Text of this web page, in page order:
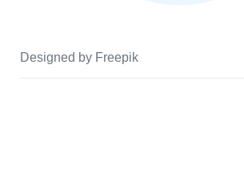
Designed by Freepik